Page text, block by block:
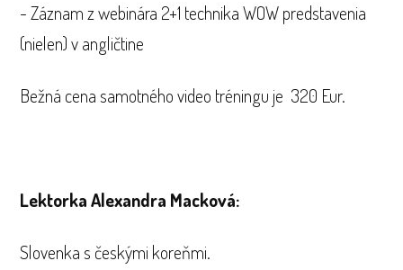
- Záznam z webinára 2+1 technika WOW predstavenia
(nielen) v angličtine
Bežná cena samotného video tréningu je 320 Eur.
Lektorka Alexandra Macková:
Slovenka s českými koreňmi.